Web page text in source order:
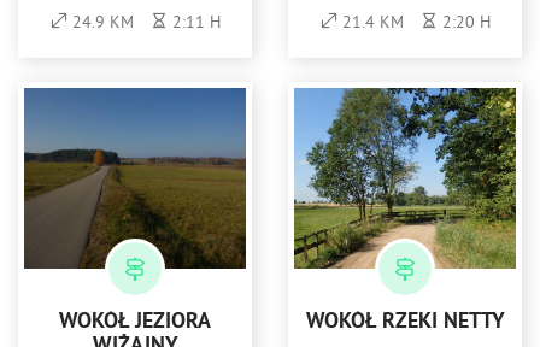
24.9 KM 2:11 H 21.4 KM 2:20 H
WOKÓŁ JEZIORA
WOKÓŁ RZEKI NETTY